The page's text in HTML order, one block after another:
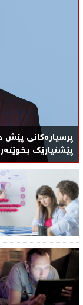
پرسیارەکانی پێش
پێشنیارێک